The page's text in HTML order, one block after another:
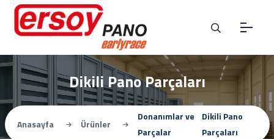
Dikili Pano Parçaları
Anasayfa Ürünler
Donanımlar ve
Parçalar
Dikili Pano
Parçaları